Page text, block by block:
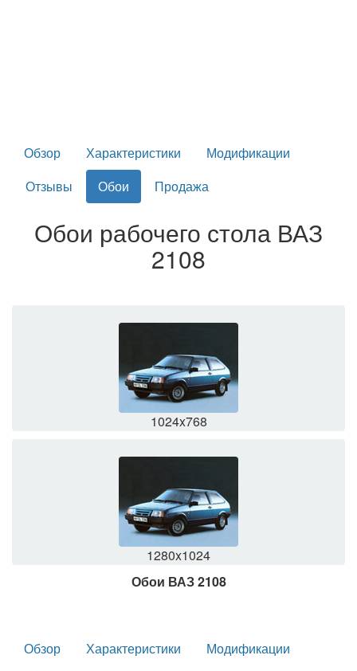
Обзор Характеристики
Модификации
Отзывы
Обои Продажа
Обои рабочего стола ВАЗ
2108
1024x768
1280x1024
Обои ВАЗ 2108
Обзор Характеристики
Модификации